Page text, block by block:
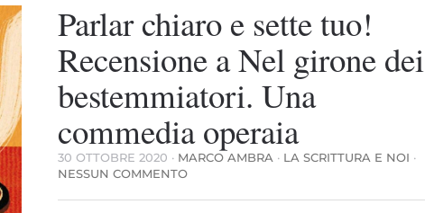
Parlar chiaro e sette tuo!
Recensione a Nel girone dei
bestemmiatori. Una
commedia operaia
30 OTTOBRE 2020 · MARCO AMBRA · LA SCRITTURA E NOI ·
NESSUN COMMENTOSU
CHIARO